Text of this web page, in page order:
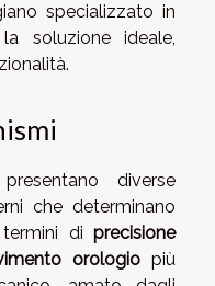
specializzato in
soluzione ideale,
diverse
che determinano
di precisione
orologio più